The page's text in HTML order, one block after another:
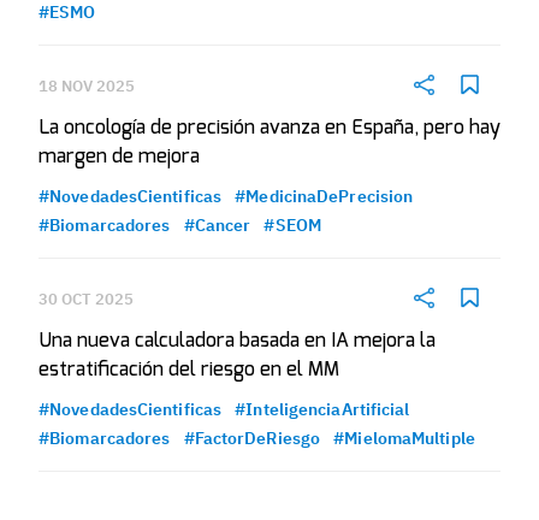
#ESMO
18 NOV 2025
La oncología de precisión avanza en España, pero hay
margen de mejora
#NovedadesCientificas
#MedicinaDePrecision
#Biomarcadores
#Cancer #SEOM
30 OCT 2025
Una nueva calculadora basada en IA mejora la
estratificación del riesgo en el MM
#NovedadesCientificas
#InteligenciaArtificial
#Biomarcadores
#FactorDeRiesgo #MielomaMultiple